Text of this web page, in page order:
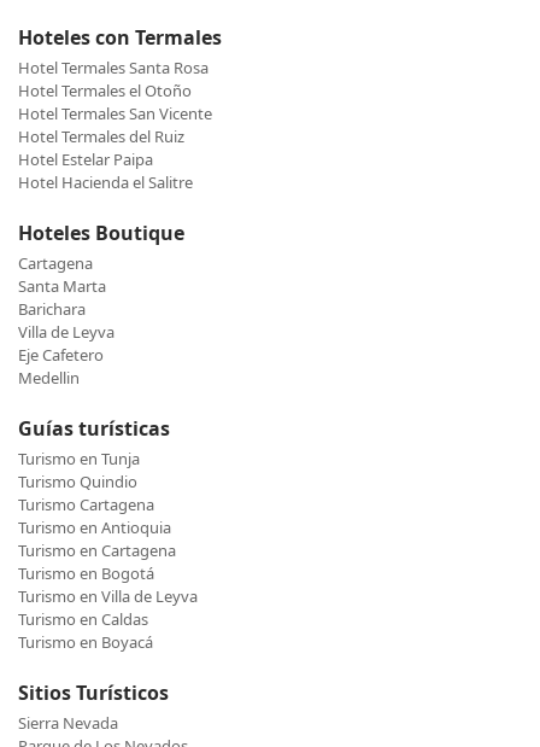
Hoteles con Termales
Hotel Termales Santa Rosa
Hotel Termales el Otoño
Hotel Termales San Vicente
Hotel Termales del Ruiz
Hotel Estelar Paipa
Hotel Hacienda el Salitre
Hoteles Boutique
Cartagena
Santa Marta
Barichara
Villa de Leyva
Eje Cafetero
Medellin
Guías turísticas
Turismo en Tunja
Turismo Quindio
Turismo Cartagena
Turismo en Antioquia
Turismo en Cartagena
Turismo en Bogotá
Turismo en Villa de Leyva
Turismo en Caldas
Turismo en Boyacá
Sitios Turísticos
Sierra Nevada